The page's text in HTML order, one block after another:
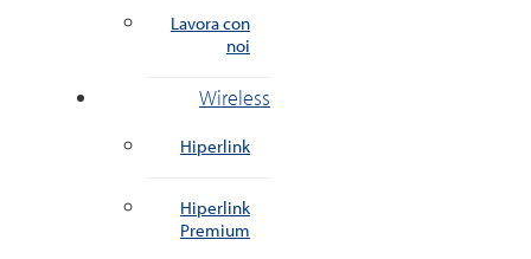
Lavora con
noi
Wireless
Hiperlink
Hiperlink
Premium